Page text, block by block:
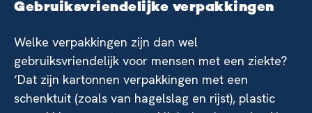
Gebruiksvriendelijke verpakkingen
Welke verpakkingen zijn dan wel
gebruiksvriendelijk voor mensen met een ziekte?
‘Dat zijn kartonnen verpakkingen met een
schenktuit (zoals van hagelslag en rijst), plastic